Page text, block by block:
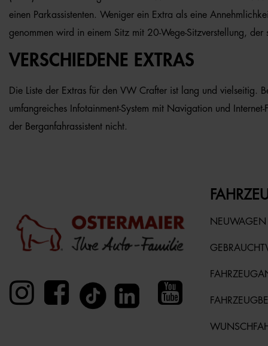
einen Parkassistenten. Weniger ein Extra als eine
genommen wird in einem Sitz mit 20-Wege-Sitzverstellung,
VERSCHIEDENE EXTRAS
Die Liste der Extras für den VW Crafter ist lang und vielseitig.
umfangreiches Infotainment-System mit Navigation und
der Berganfahrassistent nicht.
NEUWAGEN